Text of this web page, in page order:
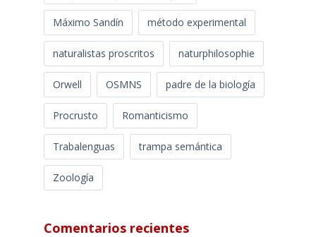
Máximo Sandín método experimental
naturalistas proscritos naturphilosophie
Orwell OSMNS padre de la biología
Procrusto Romanticismo
Trabalenguas trampa semántica
Zoología
Comentarios recientes